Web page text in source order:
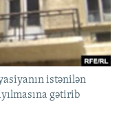
istənilən
gətirib